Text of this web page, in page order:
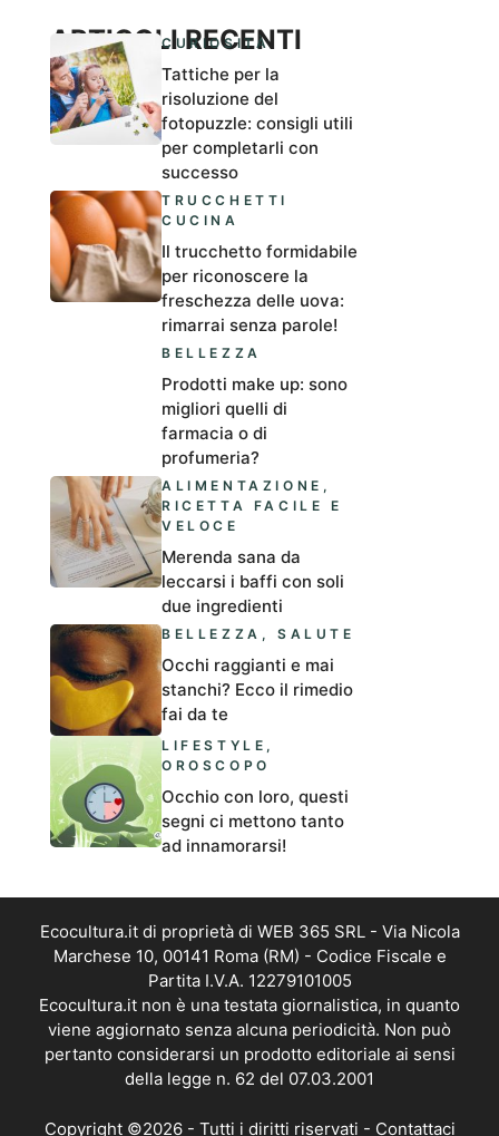
ARTICOLI RECENTI
CURIOSITÀ
Tattiche per la
risoluzione del
fotopuzzle: consigli utili
per completarli con
successo
TRUCCHETTI
CUCINA
Il trucchetto formidabile
per riconoscere la
freschezza delle uova:
rimarrai senza parole!
BELLEZZA
Prodotti make up: sono
migliori quelli di
farmacia o di
profumeria?
ALIMENTAZIONE ,
RICETTA FACILE E
VELOCE
Merenda sana da
leccarsi i baffi con soli
due ingredienti
BELLEZZA ,SALUTE
Occhi raggianti e mai
stanchi? Ecco il rimedio
fai da te
LIFESTYLE ,
OROSCOPO
Occhio con loro, questi
segni ci mettono tanto
ad innamorarsi!
Ecocultura.it di proprietà di WEB 365 SRL - Via Nicola
Marchese 10, 00141 Roma (RM) - Codice Fiscale e
Partita I.V.A. 12279101005
Ecocultura.it non è una testata giornalistica, in quanto
viene aggiornato senza alcuna periodicità. Non può
pertanto considerarsi un prodotto editoriale ai sensi
della legge n. 62 del 07.03.2001
Copyright ©2026 - Tutti i diritti riservati - Contattaci